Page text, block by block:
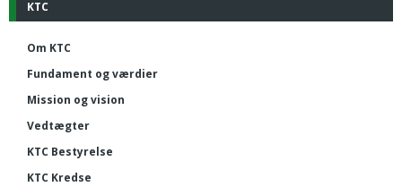
KTC
Om KTC
Fundament og værdier
Mission og vision
Vedtægter
KTC Bestyrelse
KTC Kredse